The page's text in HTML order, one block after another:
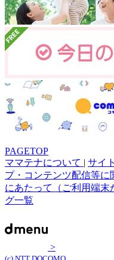
PAGETOP
ママテナについて | サイ
プ・コンテンツ配信等に
にあたって（ご利用端末
グ一覧
>
(c) NTT DOCOMO